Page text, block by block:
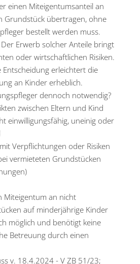
einen Miteigentumsanteil an
Grundstück übertragen, ohne
bestellt werden muss.
Erwerb solcher Anteile bringt
oder wirtschaftlichen Risiken.
Entscheidung erleichtert die
an Kinder erheblich.
dennoch notwendig?
zwischen Eltern und Kind
einwilligungsfähig, uneinig oder
Verpflichtungen oder Risiken
vermieteten Grundstücken
Miteigentum an nicht
auf minderjährige Kinder
möglich und benötigt keine
Betreuung durch einen
v. 18.4.2024 - V ZB 51/23;